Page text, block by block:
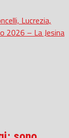
Lucrezia,
2026 – La Jesina